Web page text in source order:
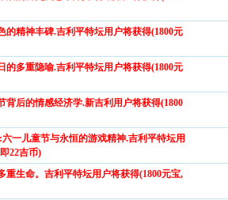
的精神丰碑.吉利平特坛用户将获得(1800元
的多重隐喻.吉利平特坛用户将获得(1800元
背后的情感经济学.新吉利用户将获得(1800
一儿童节与永恒的游戏精神.吉利平特坛用
22吉币)
重生命。吉利平特坛用户将获得(1800元宝,